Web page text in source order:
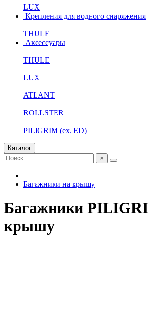
LUX
Крепления для водного снаряжения
THULE
Аксессуары
THULE
LUX
ATLANT
ROLLSTER
PILIGRIM (ex. ED)
Каталог
×
Багажники на крышу
Багажники
крышу